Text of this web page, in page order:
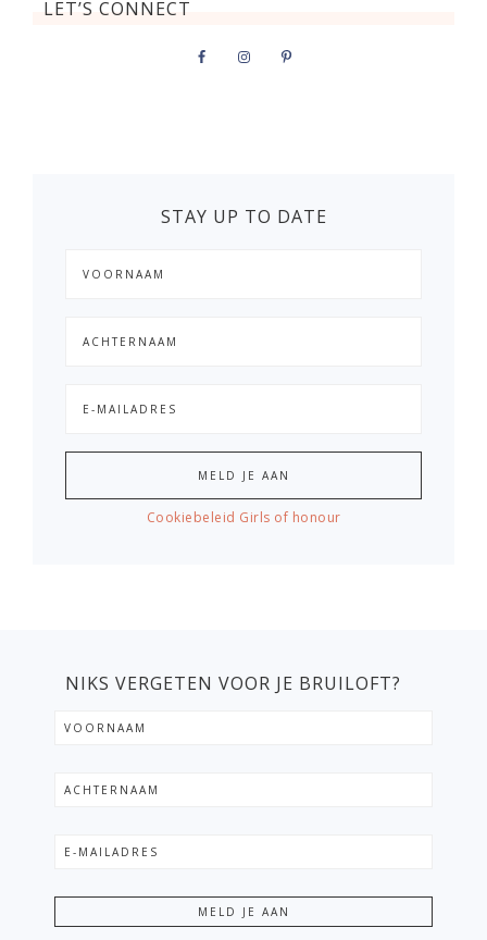
LET’S CONNECT
STAY UP TO DATE
Cookiebeleid Girls of honour
NIKS VERGETEN VOOR JE BRUILOFT?